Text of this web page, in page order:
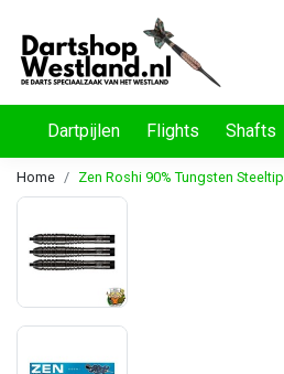
Dartpijlen Flights Shafts
Home Zen Roshi 90% Tungsten Steeltip